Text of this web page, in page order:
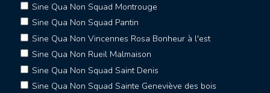
Sine Qua Non Squad Montrouge
Sine Qua Non Squad Pantin
Sine Qua Non Vincennes Rosa Bonheur à l'est
Sine Qua Non Rueil Malmaison
Sine Qua Non Squad Saint Denis
Sine Qua Non Squad Sainte Geneviève des bois